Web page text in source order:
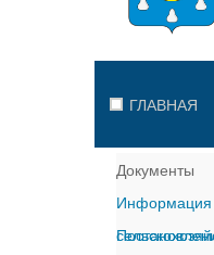
ГЛАВНАЯ
Документы
Информация